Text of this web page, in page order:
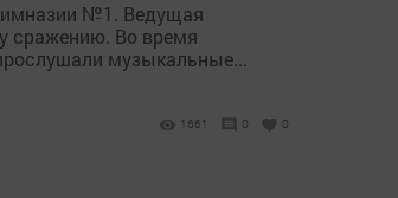
№1. Ведущая
сражению. Во время
музыкальные...
1661 0 0